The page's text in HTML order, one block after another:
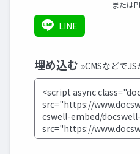
または
LINE
埋め込む »CMSなどで